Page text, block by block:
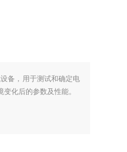
备，用于测试和确定电
化后的参数及性能。